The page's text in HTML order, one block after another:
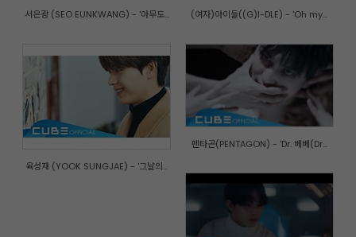
서은광 (SEO EUNKWANG) - '아무도... (여자)아이들((G)I-DLE) - 'Oh my...
육성재 (YOOK SUNGJAE) - '그날의...
펜타곤(PENTAGON) - 'Dr. 베베(Dr...